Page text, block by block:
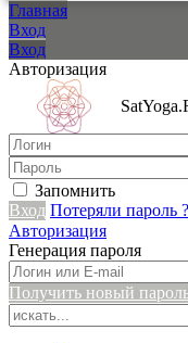
Главная
Вход
Вход
Авторизация
Запомнить
Вход Потеряли пароль ?
Авторизация
Генерация пароля
Получить новый